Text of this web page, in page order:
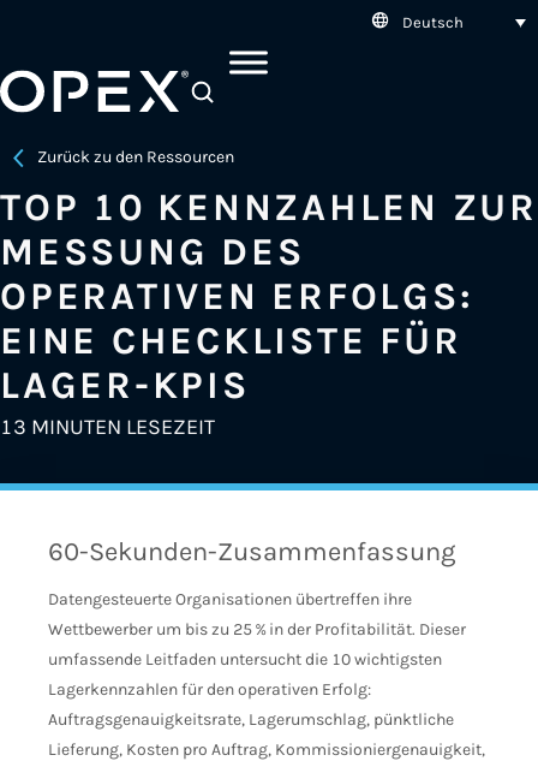
Deutsch
Zurück zu den Ressourcen
TOP 10 KENNZAHLEN ZUR
MESSUNG DES
OPERATIVEN ERFOLGS:
EINE CHECKLISTE FÜR
LAGER-KPIS
13 MINUTEN LESEZEIT
60-Sekunden-Zusammenfassung
Datengesteuerte Organisationen übertreffen ihre
Wettbewerber um bis zu 25 % in der Profitabilität. Dieser
umfassende Leitfaden untersucht die 10 wichtigsten
Lagerkennzahlen für den operativen Erfolg:
Auftragsgenauigkeitsrate, Lagerumschlag, pünktliche
Lieferung, Kosten pro Auftrag, Kommissioniergenauigkeit,